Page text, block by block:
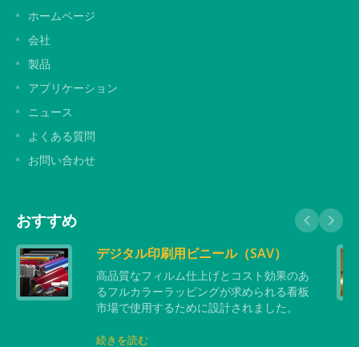
ホームページ
会社
製品
アプリケーション
ニュース
よくある質問
お問い合わせ
おすすめ
デジタル印刷用ビニール（SAV）
高品質なフィルム仕上げとコスト効果のあ
るフルカラーラッピングが求められる看板
市場で使用するために設計されました。
続きを読む